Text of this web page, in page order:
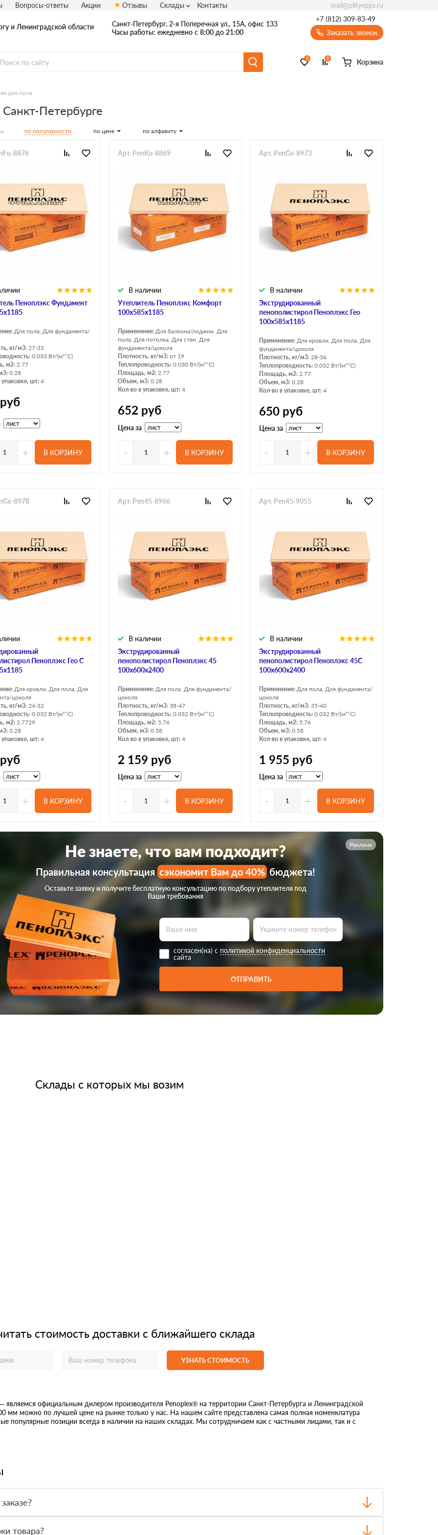
и Ленинградской области
Санкт-Петербург, 2-я Поперечная ул., 15А, офис 133
Часы работы: ежедневно с 8:00 до 21:00
+7 (812) 309-83-49
Заказать звонок
0 0 Корзина
Вопросы-ответы Акции Отзывы Склады Контакты mail@plityepps.ru
для пола
Петербурге
по популярности по цене по алфавиту
Пеноплэкс Фундамент
8876
Для пола, Для фундамента/
кг/м3: 27-35
0.033 Вт/(м*°C)
м2: 2.77
0.28
шт: 4
+ В КОРЗИНУ
Утеплитель Пеноплэкс Комфорт
100х585х1185
В наличии
Арт. PenKo-8869
Применение: Для балкона/лоджии, Для
пола, Для потолка, Для стен, Для
фундамента/цоколя
Плотность, кг/м3: от 19
Теплопроводность: 0.030 Вт/(м*°C)
Площадь, м2: 2.77
Объем, м3: 0.28
Кол-во в упаковке, шт: 4
652 руб
Цена за
- + В КОРЗИНУ
Экструдированный
пенополистирол Пеноплэкс Гео
100х585х1185
В наличии
Арт. PenGe-8973
Применение: Для кровли, Для пола, Для
фундамента/цоколя
Плотность, кг/м3: 28-36
Теплопроводность: 0.032 Вт/(м*°C)
Площадь, м2: 2.77
Объем, м3: 0.28
Кол-во в упаковке, шт: 4
650 руб
Цена за
- + В КОРЗИНУ
Пеноплэкс Гео С
8978
Для кровли, Для пола, Для
цоколя
кг/м3: 24-32
0.032 Вт/(м*°C)
м2: 2.7729
0.28
шт: 4
+ В КОРЗИНУ
Экструдированный
пенополистирол Пеноплэкс 45
100х600х2400
В наличии
Арт. Pen45-8966
Применение: Для пола, Для фундамента/
цоколя
Плотность, кг/м3: 38-47
Теплопроводность: 0.032 Вт/(м*°C)
Площадь, м2: 5.76
Объем, м3: 0.58
Кол-во в упаковке, шт: 4
2 159 руб
Цена за
- + В КОРЗИНУ
Экструдированный
пенополистирол Пеноплэкс 45С
100х600х2400
В наличии
Арт. Pen45-9055
Применение: Для пола, Для фундамента/
цоколя
Плотность, кг/м3: 35-40
Теплопроводность: 0.032 Вт/(м*°C)
Площадь, м2: 5.76
Объем, м3: 0.58
Кол-во в упаковке, шт: 4
1 955 руб
Цена за
- + В КОРЗИНУ
Реклама
Не знаете, что вам подходит?
Правильная консультация сэкономит Вам до 40% бюджета!
Оставьте заявку и получите бесплатную консультацию по подбору утеплителя под
Ваши требования
согласен(на) с политикой конфиденциальности
сайта
ОТПРАВИТЬ
Склады с которых мы возим
стоимость доставки с ближайшего склада
УЗНАТЬ СТОИМОСТЬ
официальным дилером производителя Penoplex® на территории Санкт-Петербурга и Ленинградской
мм можно по лучшей цене на рынке только у нас. На нашем сайте представлена самая полная номенклатура
популярные позиции всегда в наличии на наших складах. Мы сотрудничаем как с частными лицами, так и с
товара?